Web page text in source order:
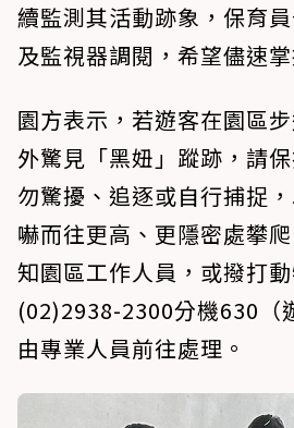
續監測其活動跡象，保育
及監視器調閱，希望儘速
園方表示，若遊客在園區
外驚見「黑妞」蹤跡，請
勿驚擾、追逐或自行捕捉
嚇而往更高、更隱密處攀
知園區工作人員，或撥打
(02)2938-2300分機630（
由專業人員前往處理。